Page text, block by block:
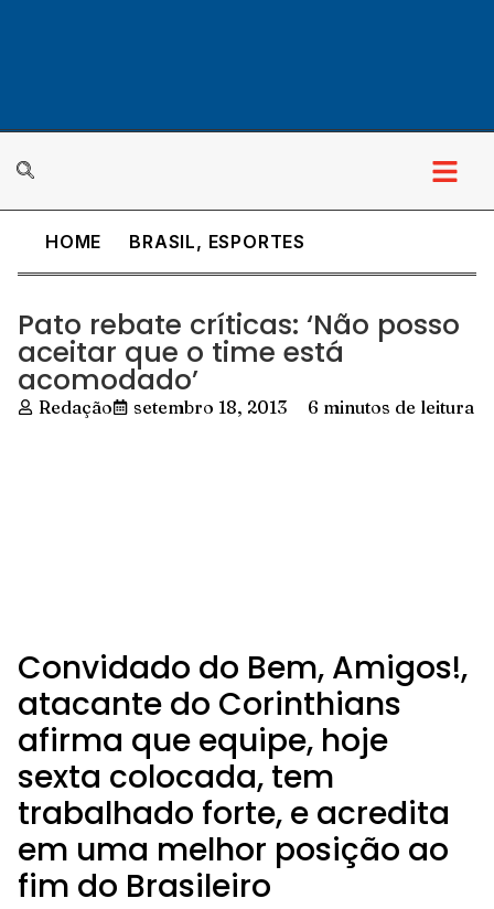
HOME BRASIL, ESPORTES
Pato rebate críticas: ‘Não posso
aceitar que o time está
acomodado’
Redação setembro 18, 2013 6 minutos de leitura
Convidado do Bem, Amigos!,
atacante do Corinthians
afirma que equipe, hoje
sexta colocada, tem
trabalhado forte, e acredita
em uma melhor posição ao
fim do Brasileiro